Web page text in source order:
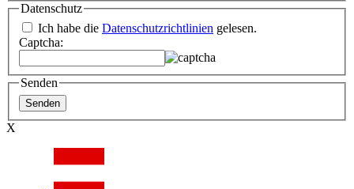
Datenschutz
Ich habe die Datenschutzrichtlinien gelesen.
Captcha:
Senden
X